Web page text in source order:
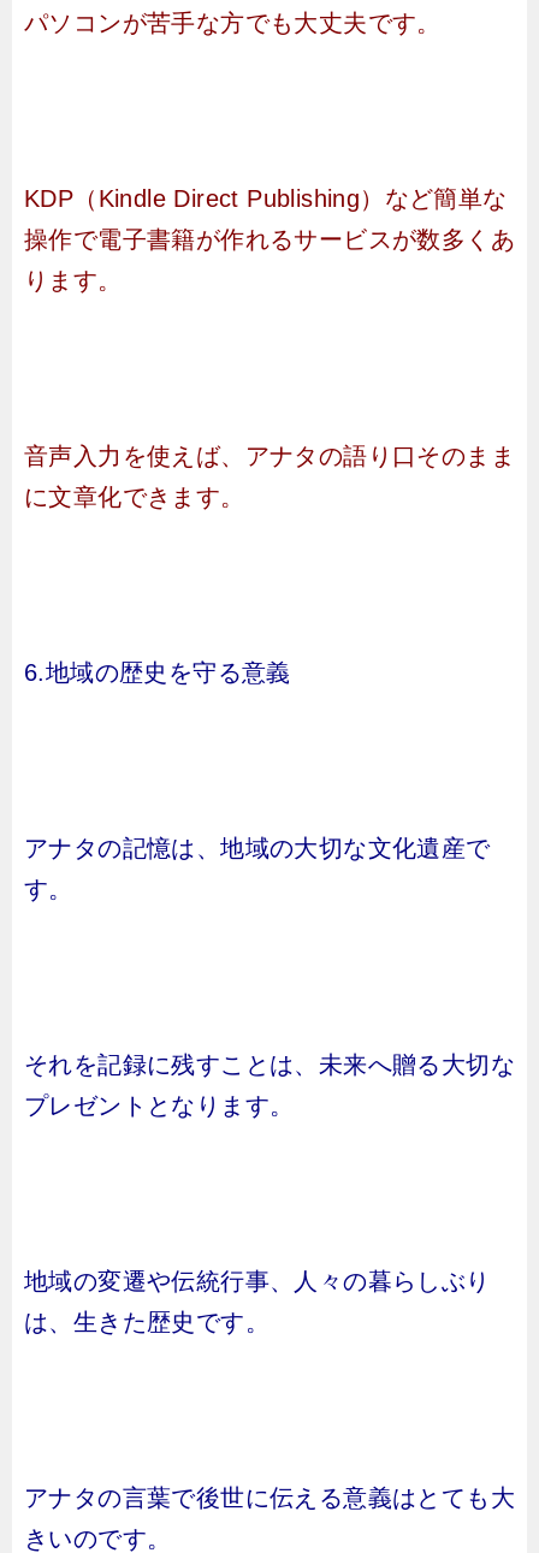
パソコンが苦手な方でも大丈夫です。
KDP（Kindle Direct Publishing）など簡単な
操作で電子書籍が作れるサービスが数多くあ
ります。
音声入力を使えば、アナタの語り口そのまま
に文章化できます。
6.地域の歴史を守る意義
アナタの記憶は、地域の大切な文化遺産で
す。
それを記録に残すことは、未来へ贈る大切な
プレゼントとなります。
地域の変遷や伝統行事、人々の暮らしぶり
は、生きた歴史です。
アナタの言葉で後世に伝える意義はとても大
きいのです。